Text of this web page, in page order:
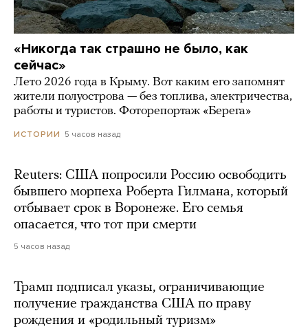
«Никогда так страшно не было, как
сейчас»
Лето 2026 года в Крыму. Вот каким его запомнят
жители полуострова — без топлива, электричества,
работы и туристов. Фоторепортаж «Берега»
ИСТОРИИ 5 часов назад
Reuters: США попросили Россию освободить
бывшего морпеха Роберта Гилмана, который
отбывает срок в Воронеже. Его семья
опасается, что тот при смерти
5 часов назад
Трамп подписал указы, ограничивающие
получение гражданства США по праву
рождения и «родильный туризм»